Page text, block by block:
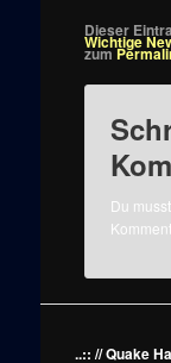
Dieser
Wichtige
zum
Du musst
..:: // Quake